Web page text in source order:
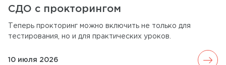
СДО с прокторингом
Теперь прокторинг можно включить не только для
тестирования, но и для практических уроков.
10 июля 2026 arrow_forward